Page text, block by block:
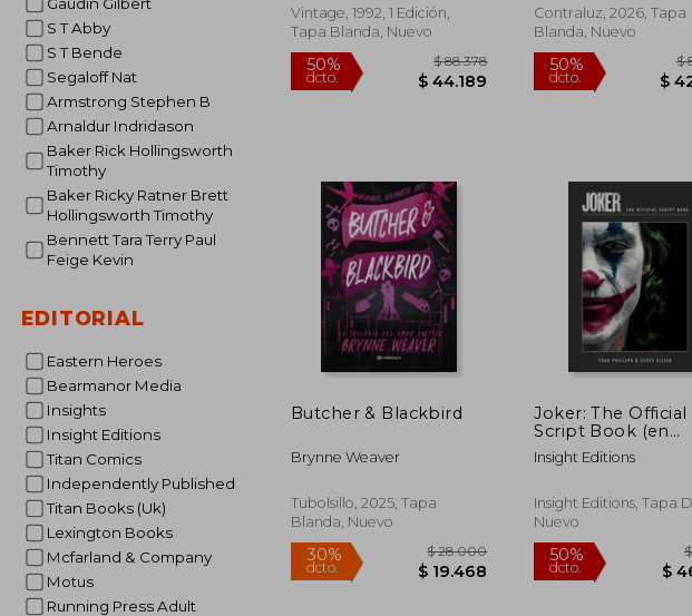
S T Abby
S T Bende
Segaloff Nat
Armstrong Stephen B
Arnaldur Indridason
Baker Rick Hollingsworth
Timothy
Baker Ricky Ratner Brett
Hollingsworth Timothy
Bennett Tara Terry Paul
Feige Kevin
EDITORIAL
Eastern Heroes
Bearmanor Media
Insights
Insight Editions
Titan Comics
Independently Published
Titan Books (Uk)
Lexington Books
Mcfarland & Company
Motus
Running Press Adult
Vintage, 1992, 1 Edición,
Tapa Blanda, Nuevo
50%
dcto.
Contraluz, 2026, Tapa
Blanda, Nuevo
50%
dcto.
Butcher & Blackbird
Brynne Weaver
Tubolsillo, 2025, Tapa
Blanda, Nuevo
Joker: The Official
Script Book (en
Inglés)
Insight Editions
Insight Editions, Tapa
Nuevo